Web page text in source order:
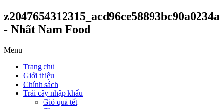
- Nhất Nam Food
Menu
Trang chủ
Giới thiệu
Chính sách
Trái cây nhập khẩu
Giỏ quà tết